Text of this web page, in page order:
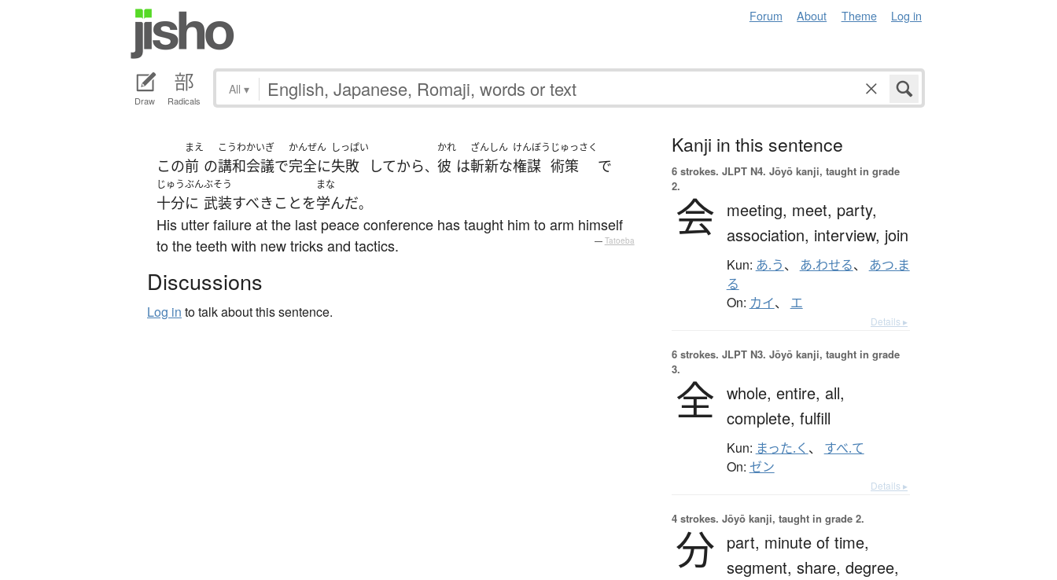
Forum About Theme Log in
Draw Radicals
All ▾
この
まえ
前 の
こうわかいぎ
講和会議で
かんぜん
完全に
しっぱい
失敗 してから、
かれ
彼 は
ざんしん
斬新な
けんぼう
権謀
じゅっさく
術策 で
じゅうぶん
十分に
ぶそう
武装すべき ことを
まな
学んだ。
His utter failure at the last peace conference has taught him to arm himself
to the teeth with new tricks and tactics.
— Tatoeba
Discussions
Log in to talk about this sentence.
Kanji in this sentence
6 strokes. JLPT N4. Jōyō kanji, taught in grade
2.
会 meeting, meet, party,
association, interview, join
Kun: あ.う、 あ.わせる、 あつ.ま
る
On: カイ、 エ
Details ▸
6 strokes. JLPT N3. Jōyō kanji, taught in grade
3.
全 whole, entire, all,
complete, fulfill
Kun: まった.く 、 すべ.て
On: ゼン
Details ▸
4 strokes. Jōyō kanji, taught in grade 2.
分 part, minute of time,
segment, share, degree,